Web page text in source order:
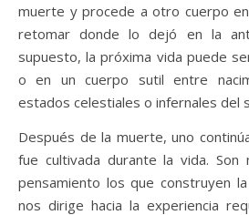
muerte y procede a otro cuerpo
retomar donde lo dejó en la
supuesto, la próxima vida puede
o en un cuerpo sutil entre
estados celestiales o infernales del
Después de la muerte, uno
fue cultivada durante la vida.
pensamiento los que construyen
nos dirige hacia la experiencia